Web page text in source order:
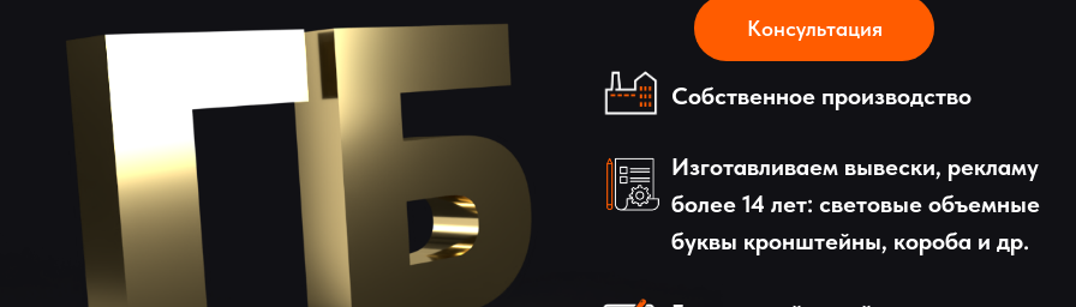
Консультация
Собственное производство
Изготавливаем вывески, рекламу
более 14 лет: световые объемные
буквы кронштейны, короба и др.